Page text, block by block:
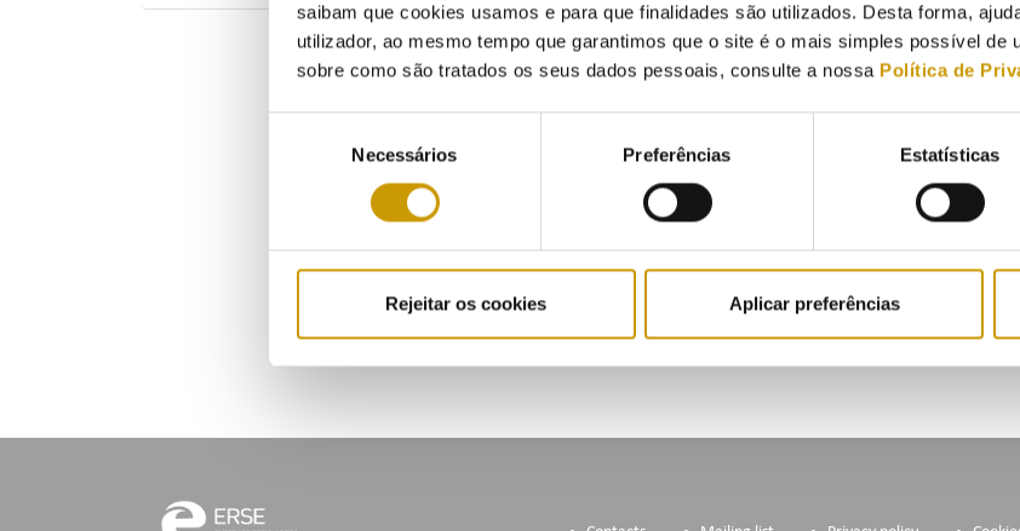
saibam que cookies usamos e para que finalidades são utilizados. Desta forma,
utilizador, ao mesmo tempo que garantimos que o site é o mais simples possível de
sobre como são tratados os seus dados pessoais, consulte a nossa Política de
consentimento
Necessários Preferências Estatísticas
Rejeitar os cookies Aplicar preferências
- Dr. Rafael Branco, Diretor Executivo da Agência de Promoção
- Dr. Adriano José Pires Rodrigues, Sócio-fundador e Diretor do
- Prof. Patrícia Pereira da Silva, Pró-Reitora e Professora
Universidade de Coimbra (FEUC).
Para além de um certificado e publicação do artigo no site da
artigo num evento internacional sob patrocínio da RELOP.
O Regulamento, o Edital e a Ficha de Candidatura podem ser
O prazo de entrega das candidaturas termina a 5 de outubro